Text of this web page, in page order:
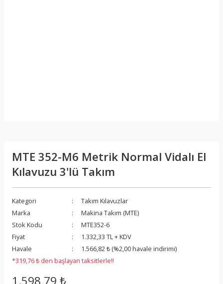
MTE 352-M6 Metrik Normal Vidalı El
Kılavuzu 3'lü Takım
Kategori
Takım Kılavuzlar
Marka
Makina Takım (MTE)
Stok Kodu
MTE352-6
Fiyat
1.332,33 TL + KDV
Havale
1.566,82 ₺ (%2,00 havale indirimi)
*319,76 ₺ den başlayan taksitlerle!!
1.598,79 ₺